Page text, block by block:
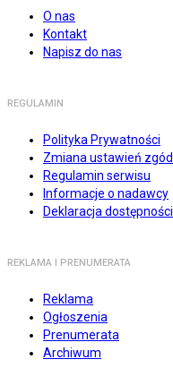
O nas
Kontakt
Napisz do nas
REGULAMIN
Polityka Prywatności
Zmiana ustawień zgód
Regulamin serwisu
Informacje o nadawcy
Deklaracja dostępności
REKLAMA I PRENUMERATA
Reklama
Ogłoszenia
Prenumerata
Archiwum